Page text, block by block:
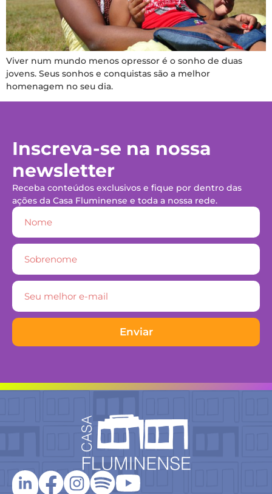
Viver num mundo menos opressor é o sonho de duas
jovens. Seus sonhos e conquistas são a melhor
homenagem no seu dia.
Inscreva-se na nossa
newsletter
Receba conteúdos exclusivos e fique por dentro das
ações da Casa Fluminense e toda a nossa rede.
Enviar